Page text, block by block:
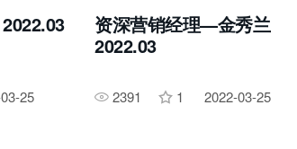
25
资深营销经理—金秀兰
2022.03
2391 1 2022-03-25